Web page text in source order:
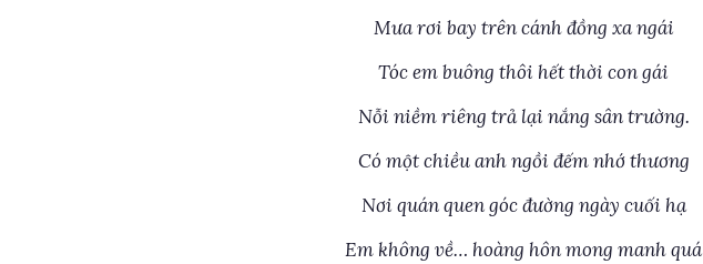
Mưa rơi bay trên cánh đồng xa ngái
Tóc em buông thôi hết thời con gái
Nỗi niềm riêng trả lại nắng sân trường.
Có một chiều anh ngồi đếm nhớ thương
Nơi quán quen góc đường ngày cuối hạ
Em không về… hoàng hôn mong manh quá